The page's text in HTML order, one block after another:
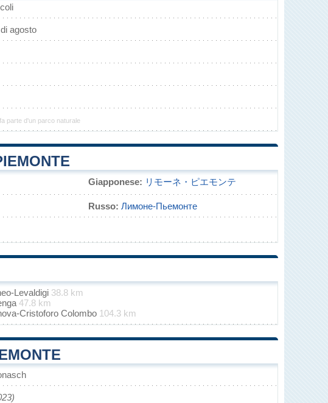
agosto
parte d'un parco naturale
Giapponese: リモーネ・ピエモンテ
Russo: Лимоне-Пьемонте
Levaldigi 38.8 km
47.8 km
Cristoforo Colombo 104.3 km